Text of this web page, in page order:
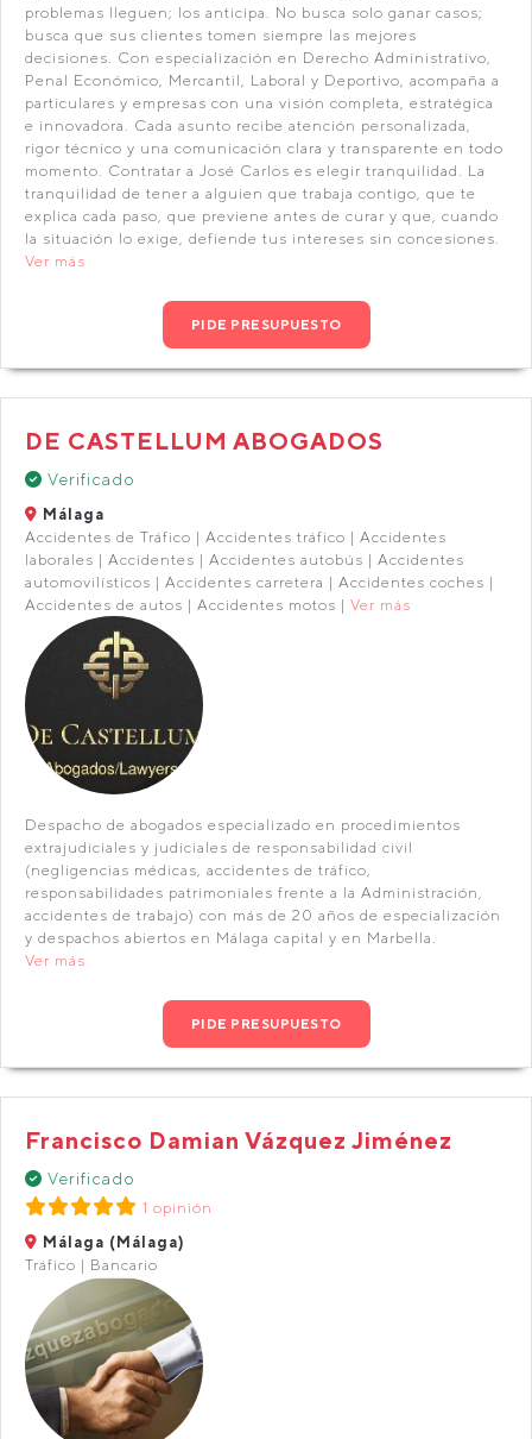
problemas lleguen; los anticipa. No busca solo ganar casos;
busca que sus clientes tomen siempre las mejores
decisiones. Con especialización en Derecho Administrativo,
Penal Económico, Mercantil, Laboral y Deportivo, acompaña a
particulares y empresas con una visión completa, estratégica
e innovadora. Cada asunto recibe atención personalizada,
rigor técnico y una comunicación clara y transparente en todo
momento. Contratar a José Carlos es elegir tranquilidad. La
tranquilidad de tener a alguien que trabaja contigo, que te
explica cada paso, que previene antes de curar y que, cuando
la situación lo exige, defiende tus intereses sin concesiones.
Ver más
PIDE PRESUPUESTO
DE CASTELLUM ABOGADOS
Verificado
Málaga
Accidentes de Tráfico | Accidentes tráfico | Accidentes
laborales | Accidentes | Accidentes autobús | Accidentes
automovilísticos | Accidentes carretera | Accidentes coches |
Accidentes de autos | Accidentes motos | Ver más
Despacho de abogados especializado en procedimientos
extrajudiciales y judiciales de responsabilidad civil
(negligencias médicas, accidentes de tráfico,
responsabilidades patrimoniales frente a la Administración,
accidentes de trabajo) con más de 20 años de especialización
y despachos abiertos en Málaga capital y en Marbella.
Ver más
PIDE PRESUPUESTO
Francisco Damian Vázquez Jiménez
Verificado
1 opinión
Málaga (Málaga)
Tráfico | Bancario